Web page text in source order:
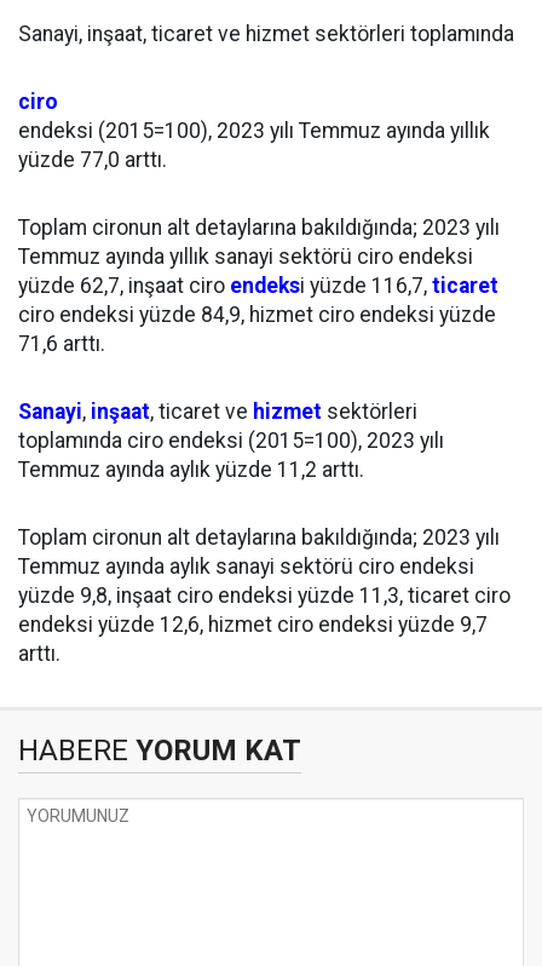
Sanayi, inşaat, ticaret ve hizmet sektörleri toplamında
ciro
endeksi (2015=100), 2023 yılı Temmuz ayında yıllık
yüzde 77,0 arttı.
Toplam cironun alt detaylarına bakıldığında; 2023 yılı
Temmuz ayında yıllık sanayi sektörü ciro endeksi
yüzde 62,7, inşaat ciro endeksi yüzde 116,7, ticaret
ciro endeksi yüzde 84,9, hizmet ciro endeksi yüzde
71,6 arttı.
Sanayi, inşaat, ticaret ve hizmet sektörleri
toplamında ciro endeksi (2015=100), 2023 yılı
Temmuz ayında aylık yüzde 11,2 arttı.
Toplam cironun alt detaylarına bakıldığında; 2023 yılı
Temmuz ayında aylık sanayi sektörü ciro endeksi
yüzde 9,8, inşaat ciro endeksi yüzde 11,3, ticaret ciro
endeksi yüzde 12,6, hizmet ciro endeksi yüzde 9,7
arttı.
HABERE YORUM KAT